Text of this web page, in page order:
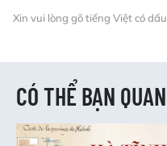
Xin vui lòng gõ tiếng Việt có dấu
CÓ THỂ BẠN